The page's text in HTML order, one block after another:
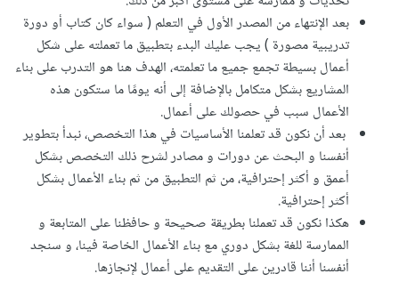
بعد الإنتهاء من المصدر الأول في التعلم ( سواء كان كتاب أو دورة
تدريبية مصورة ) يجب عليك البدء بتطبيق ما تعملته على شكل
أعمال بسيطة تجمع جميع ما تعلمته، الهدف هنا هو التدرب على بناء
المشاريع بشكل متكامل بالإضافة إلى أنه يومًا ما ستكون هذه
الأعمال سبب في حصولك على أعمال.
بعد أن نكون قد تعلمنا الأساسيات في هذا التخصص، نبدأ بتطوير
أنفسنا و البحث عن دورات و مصادر لشرح ذلك التخصص بشكل
أعمق و أكثر إحترافية، من ثم التطبيق من ثم بناء الأعمال بشكل
أكثر إحترافية.
هكذا نكون قد تعملنا بطريقة صحيحة و حافظنا على المتابعة و
الممارسة للغة بشكل دوري مع بناء الأعمال الخاصة فينا، و سنجد
أنفسنا أننا قادرين على التقديم على أعمال لإنجازها.